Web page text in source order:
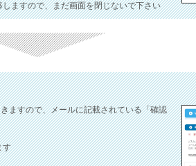
ますので、まだ画面を閉じないで下さい
ますので、メールに記載されている「確認
す